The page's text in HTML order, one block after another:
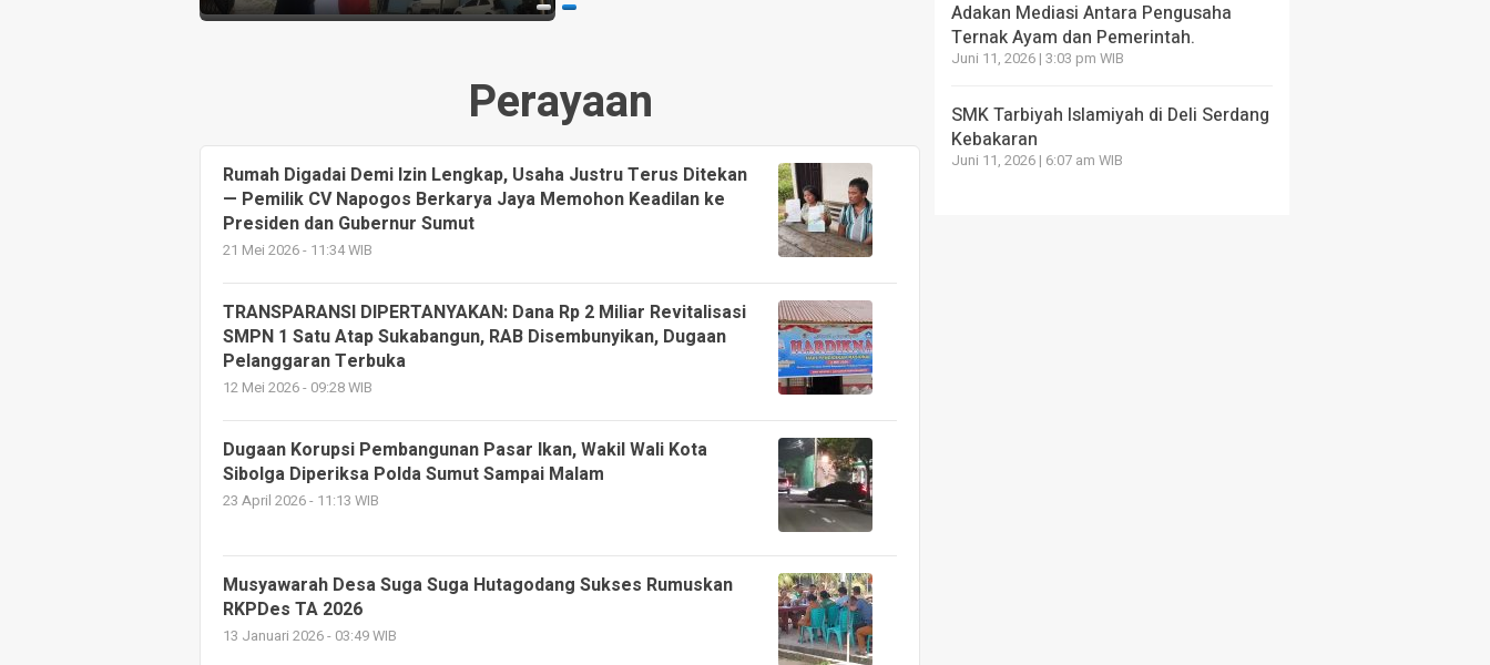
Perayaan
Rumah Digadai Demi Izin Lengkap, Usaha Justru Terus Ditekan
— Pemilik CV Napogos Berkarya Jaya Memohon Keadilan ke
Presiden dan Gubernur Sumut
21 Mei 2026 - 11:34 WIB
TRANSPARANSI DIPERTANYAKAN: Dana Rp 2 Miliar Revitalisasi
SMPN 1 Satu Atap Sukabangun, RAB Disembunyikan, Dugaan
Pelanggaran Terbuka
12 Mei 2026 - 09:28 WIB
Dugaan Korupsi Pembangunan Pasar Ikan, Wakil Wali Kota
Sibolga Diperiksa Polda Sumut Sampai Malam
23 April 2026 - 11:13 WIB
Musyawarah Desa Suga Suga Hutagodang Sukses Rumuskan
RKPDes TA 2026
13 Januari 2026 - 03:49 WIB
Adakan Mediasi Antara Pengusaha
Ternak Ayam dan Pemerintah.
Juni 11, 2026 | 3:03 pm WIB
SMK Tarbiyah Islamiyah di Deli Serdang
Kebakaran
Juni 11, 2026 | 6:07 am WIB